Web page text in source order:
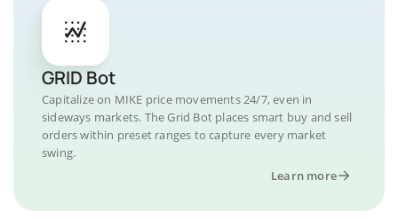
GRID Bot
Capitalize on MIKE price movements 24/7, even in
sideways markets. The Grid Bot places smart buy and sell
orders within preset ranges to capture every market
swing.
Learn more